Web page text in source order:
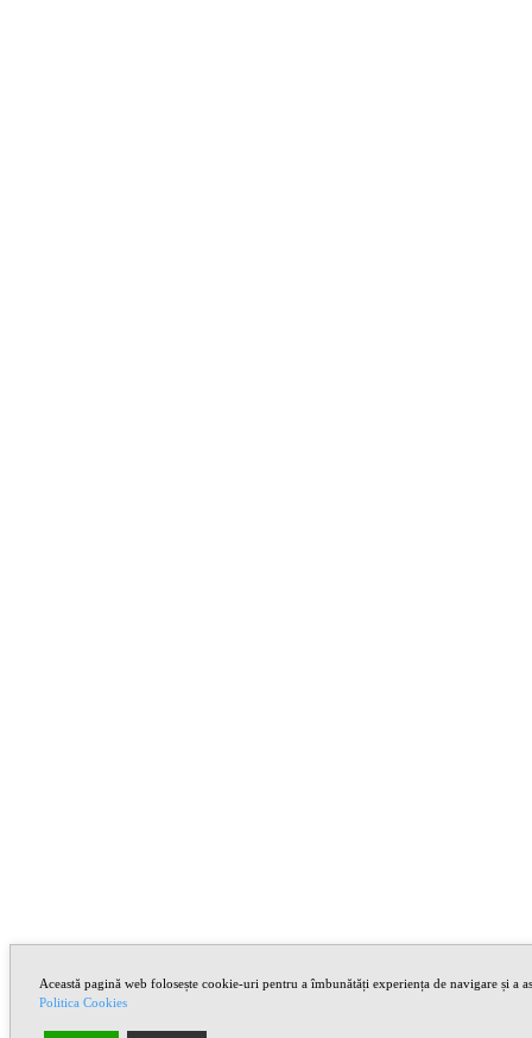
Această pagină web folosește cookie-uri pentru a îmbunătăți experiența de navigare și
Politica Cookies